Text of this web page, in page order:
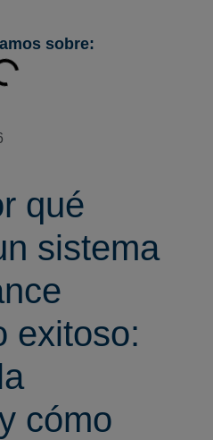
sobre:
qué
sistema
exitoso:
cómo